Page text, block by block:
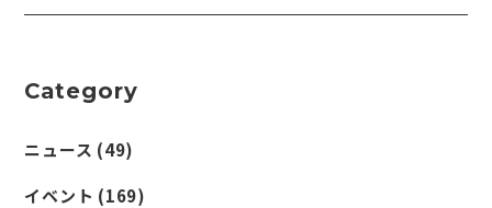
Category
ニュース (49)
イベント (169)